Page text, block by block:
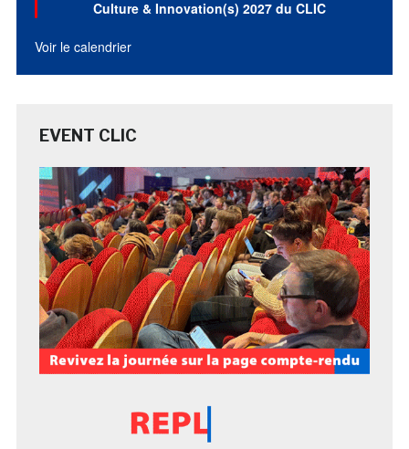
Culture & Innovation(s) 2027 du CLIC
Voir le calendrier
EVENT CLIC